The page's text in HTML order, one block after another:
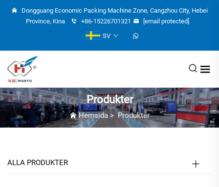
Dongguang Economic Packing Machine Zone, Cangzhou City, Hebei
Province, Kina
+86-15226701321
[email protected]
SV
Produkter
Hemsida >Produkter
ALLA PRODUKTER